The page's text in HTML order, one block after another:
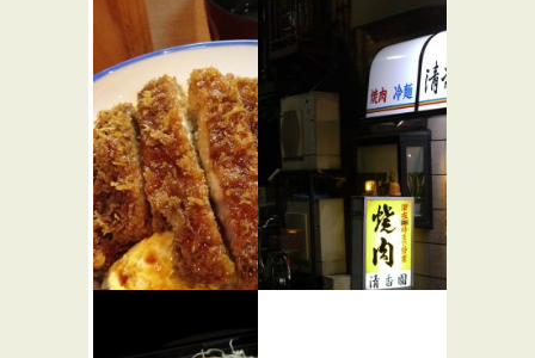
STAND S
★☆☆
バー・居酒屋
ME ME ME
★☆☆